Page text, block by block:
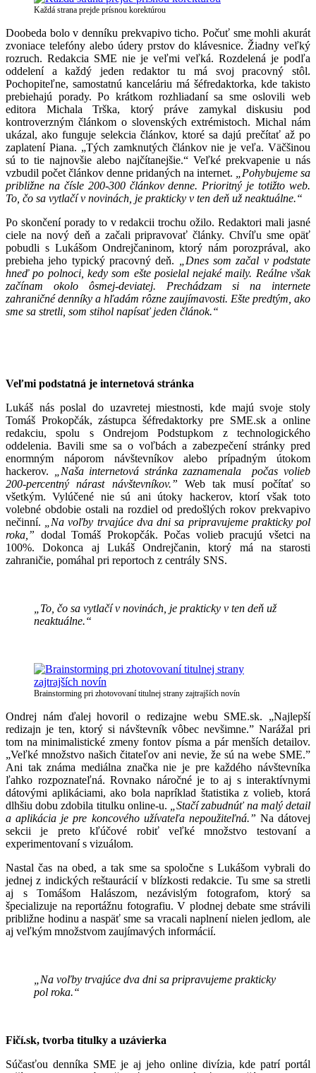
Každá strana prejde prísnou korektúrou
Doobeda bolo v denníku prekvapivo ticho. Počuť sme mohli akurát
zvoniace telefóny alebo údery prstov do klávesnice. Žiadny veľký
rozruch. Redakcia SME nie je veľmi veľká. Rozdelená je podľa
oddelení a každý jeden redaktor tu má svoj pracovný stôl.
Pochopiteľne, samostatnú kanceláriu má šéfredaktorka, kde takisto
prebiehajú porady. Po krátkom rozhliadaní sa sme oslovili web
editora Michala Trška, ktorý práve zamykal diskusiu pod
kontroverzným článkom o slovenských extrémistoch. Michal nám
ukázal, ako funguje selekcia článkov, ktoré sa dajú prečítať až po
zaplatení Piana. „Tých zamknutých článkov nie je veľa. Väčšinou
sú to tie najnovšie alebo najčítanejšie.“ Veľké prekvapenie u nás
vzbudil počet článkov denne pridaných na internet.
„Pohybujeme sa
približne na čísle 200-300 článkov denne. Prioritný je totižto web.
To, čo sa vytlačí v novinách, je prakticky v ten deň už neaktuálne.“
Po skončení porady to v redakcii trochu ožilo. Redaktori mali jasné
ciele na nový deň a začali pripravovať články. Chvíľu sme opäť
pobudli s Lukášom Ondrejčaninom, ktorý nám porozprával, ako
prebieha jeho typický pracovný deň.
„Dnes som začal v podstate
hneď po polnoci, kedy som ešte posielal nejaké maily. Reálne však
začínam okolo ôsmej-deviatej. Prechádzam si na internete
zahraničné denníky a hľadám rôzne zaujímavosti. Ešte predtým, ako
sme sa stretli, som stihol napísať jeden článok.“
Veľmi podstatná je internetová stránka
Lukáš nás poslal do uzavretej miestnosti, kde majú svoje stoly
Tomáš Prokopčák, zástupca šéfredaktorky pre SME.sk a online
redakciu, spolu s Ondrejom Podstupkom z technologického
oddelenia. Bavili sme sa o voľbách a zabezpečení stránky pred
enormným náporom návštevníkov alebo prípadným útokom
hackerov.
„Naša internetová stránka zaznamenala počas volieb
200-percentný nárast návštevníkov.” Web tak musí počítať so
všetkým. Vylúčené nie sú ani útoky hackerov, ktorí však toto
volebné obdobie ostali na rozdiel od predošlých rokov prekvapivo
nečinní.
„Na voľby trvajúce dva dni sa pripravujeme prakticky pol
roka,” dodal Tomáš Prokopčák. Počas volieb pracujú všetci na
100%. Dokonca aj Lukáš Ondrejčanin, ktorý má na starosti
zahraničie, pomáhal pri reportoch z centrály SNS.
„To, čo sa vytlačí v novinách, je prakticky v ten deň už
neaktuálne.“
Brainstorming pri zhotovovaní titulnej strany zajtrajších novín
Ondrej nám ďalej hovoril o redizajne webu SME.sk. „Najlepší
redizajn je ten, ktorý si návštevník vôbec nevšimne.” Narážal pri
tom na minimalistické zmeny fontov písma a pár menších detailov.
„Veľké množstvo našich čitateľov ani nevie, že sú na webe SME.”
Ani tak známa mediálna značka nie je pre každého návštevníka
ľahko rozpoznateľná. Rovnako náročné je to aj s interaktívnymi
dátovými aplikáciami, ako bola napríklad štatistika z volieb, ktorá
dlhšiu dobu zdobila titulku online-u.
„Stačí zabudnúť na malý detail
a aplikácia je pre koncového užívateľa nepoužiteľná.” Na dátovej
sekcii je preto kľúčové robiť veľké množstvo testovaní a
experimentovaní s vizuálom.
Nastal čas na obed, a tak sme sa spoločne s Lukášom vybrali do
jednej z indických reštaurácií v blízkosti redakcie. Tu sme sa stretli
aj s Tomášom Halászom, nezávislým fotografom, ktorý sa
špecializuje na reportážnu fotografiu. V plodnej debate sme strávili
približne hodinu a naspäť sme sa vracali naplnení nielen jedlom, ale
aj veľkým množstvom zaujímavých informácií.
„Na voľby trvajúce dva dni sa pripravujeme prakticky
pol roka.“
Fičí.sk, tvorba titulky a uzávierka
Súčasťou denníka SME je aj jeho online divízia, kde patrí portál